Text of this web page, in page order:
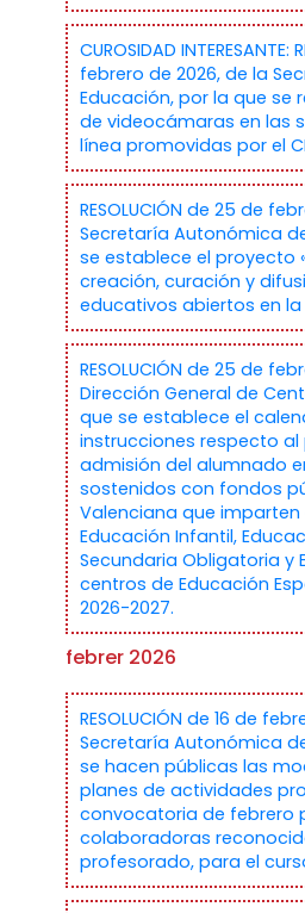
CUROSIDAD
febrero de 2026, de la
Educación, por la que se
de videocámaras en las
línea promovidas por el
RESOLUCIÓN de 25 de
Secretaría Autonómica
se establece el proyecto
creación, curación y
educativos abiertos en
RESOLUCIÓN de 25 de
Dirección General de
que se establece el
instrucciones respecto
admisión del alumnado
sostenidos con fondos
Valenciana que imparten
Educación Infantil,
Secundaria Obligatoria y
centros de Educación
2026-2027.
febrer 2026
RESOLUCIÓN de 16 de
Secretaría Autonómica
se hacen públicas las
planes de actividades
convocatoria de febrero
colaboradoras
profesorado, para el